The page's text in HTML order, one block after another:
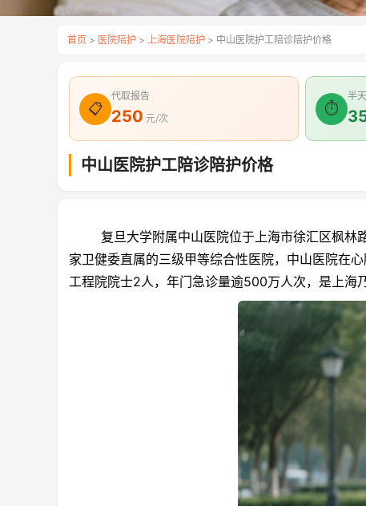
首页 > 医院陪护 > 上海医院陪护 > 中山医院护工陪诊陪护价格
📋
代取报告
250 元/次
⏱
半
中山医院护工陪诊陪护价格
复旦大学附属中山医院位于上海市徐汇区枫林路
家卫健委直属的三级甲等综合性医院，中山医院在
工程院院士2人，年门急诊量逾500万人次，是上海